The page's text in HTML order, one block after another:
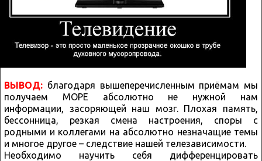
ВЫВОД: благодаря вышеперечисленным приёмам мы
получаем МОРЕ абсолютно не нужной нам
информации, засоряющей наш мозг. Плохая память,
бессонница, резкая смена настроения, споры с
родными и коллегами на абсолютно незначащие темы
и многое другое – следствие нашей телезависимости.
Необходимо научить себя дифференцировать